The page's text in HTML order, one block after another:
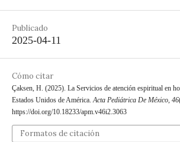
Publicado
2025-04-11
Cómo citar
Çaksen, H. (2025). La Servicios de atención espiritual en
Estados Unidos de América.Acta Pediátrica De México, 46
https://doi.org/10.18233/apm.v46i2.3063
Formatos de citación